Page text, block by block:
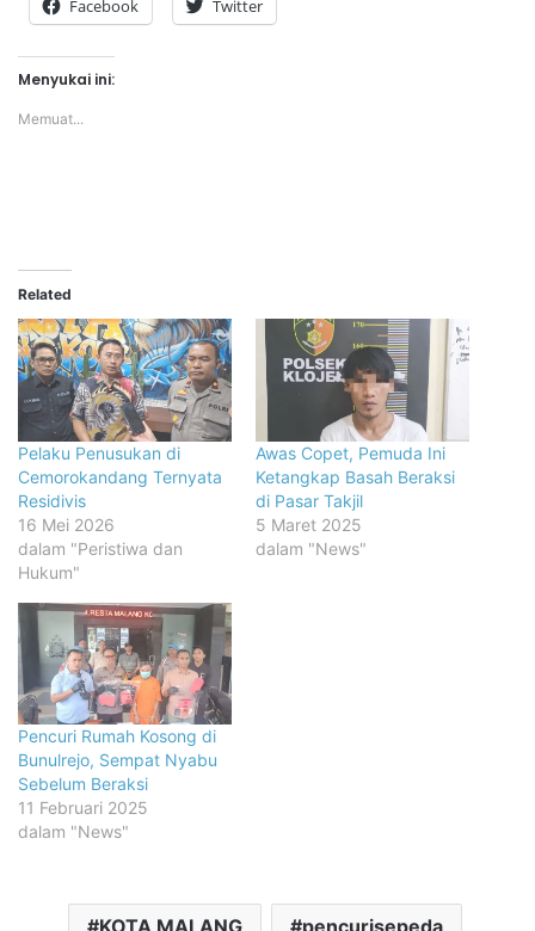
Facebook Twitter
Menyukai ini:
Memuat...
Related
Pelaku Penusukan di
Cemorokandang Ternyata
Residivis
16 Mei 2026
dalam "Peristiwa dan
Hukum"
Awas Copet, Pemuda Ini
Ketangkap Basah Beraksi
di Pasar Takjil
5 Maret 2025
dalam "News"
Pencuri Rumah Kosong di
Bunulrejo, Sempat Nyabu
Sebelum Beraksi
11 Februari 2025
dalam "News"
KOTA MALANG pencurisepeda